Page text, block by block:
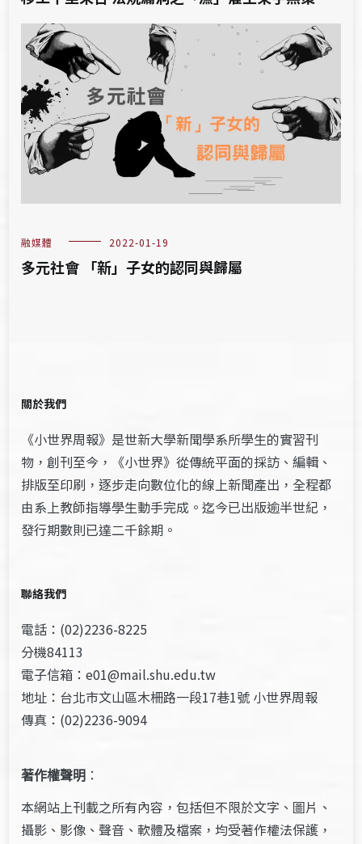
融媒體 2022-01-19
多元社會 「新」子女的認同與歸屬
關於我們
《小世界周報》是世新大學新聞學系所學生的實習刊
物，創刊至今，《小世界》從傳統平面的採訪、編輯、
排版至印刷，逐步走向數位化的線上新聞產出，全程都
由系上教師指導學生動手完成。迄今已出版逾半世紀，
發行期數則已達二千餘期。
聯絡我們
電話：(02)2236-8225
分機84113
電子信箱：e01@mail.shu.edu.tw
地址：台北市文山區木柵路一段17巷1號 小世界周報
傳真：(02)2236-9094
著作權聲明 ：
本網站上刊載之所有內容，包括但不限於文字、圖片、
攝影、影像、聲音、軟體及檔案，均受著作權法保護，